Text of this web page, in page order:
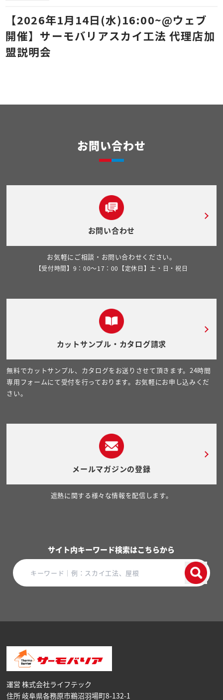
【2026年1月14日(水)16:00~@ウェブ
開催】サーモバリアスカイ工法 代理店加
盟説明会
お問い合わせ
お問い合わせ
お気軽にご相談・お問い合わせください。
【受付時間】9：00～17：00【定休日】土・日・祝日
カットサンプル・カタログ請求
無料でカットサンプル、カタログをお送りさせて頂きます。24時間
専用フォームにて受付を行っております。お気軽にお申し込みくだ
さい。
メールマガジンの登録
遮熱に関する様々な情報を配信します。
サイト内キーワード検索はこちらから
運営 株式会社ライフテック
住所 岐阜県各務原市鵜沼⽻場町8-132-1